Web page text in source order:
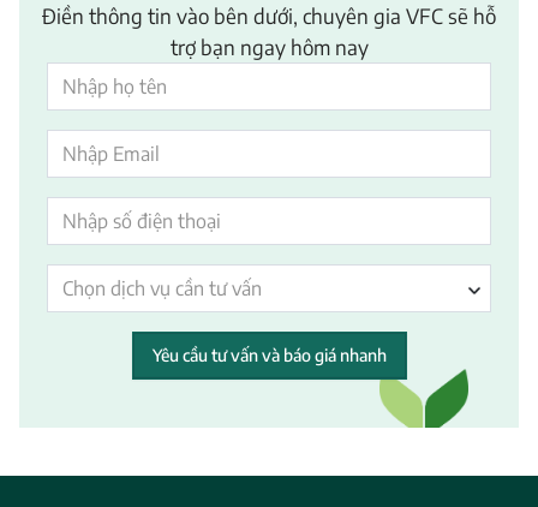
Điền thông tin vào bên dưới, chuyên gia VFC sẽ hỗ
trợ bạn ngay hôm nay
Chọn dịch vụ cần tư vấn
Yêu cầu tư vấn và báo giá nhanh